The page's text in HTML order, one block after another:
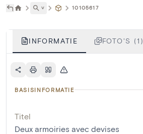
˅ 10105617
INFORMATIE FOTO'S (1)
BASISINFORMATIE
Titel
Deux armoiries avec devises